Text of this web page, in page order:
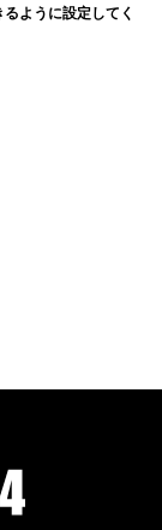
ように設定してく